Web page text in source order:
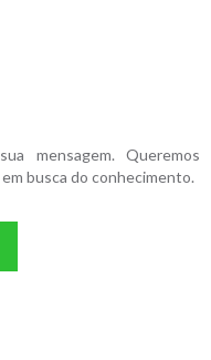
mensagem. Queremos
busca do conhecimento.